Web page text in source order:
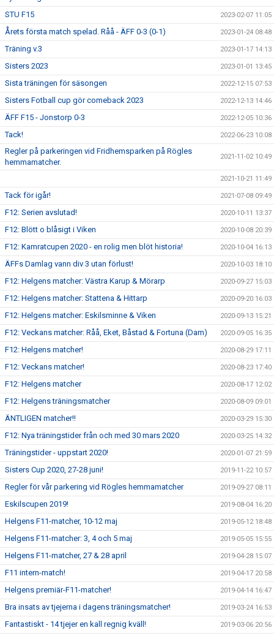
STU F15 2023-02-07 11:05
Årets första match spelad. Råå - ÄFF 0-3 (0-1) 2023-01-24 08:48
Träning v.3 2023-01-17 14:13
Sisters 2023 2023-01-01 13:45
Sista träningen för säsongen 2022-12-15 07:53
Sisters Fotball cup gör comeback 2023 2022-12-13 14:46
ÄFF F15 - Jonstorp 0-3 2022-12-05 10:36
Tack! 2022-06-23 10:08
Regler på parkeringen vid Fridhemsparken på Rögles
hemmamatcher.
2021-11-02 10:49
2021-10-21 11:49
Tack för igår! 2021-07-08 09:49
F12: Serien avslutad! 2020-10-11 13:37
F12: Blött o blåsigt i Viken 2020-10-08 20:39
F12: Kamratcupen 2020 - en rolig men blöt historia! 2020-10-04 16:13
ÄFFs Damlag vann div 3 utan förlust! 2020-10-03 18:10
F12: Helgens matcher: Västra Karup & Mörarp 2020-09-27 15:03
F12: Helgens matcher: Stattena & Hittarp 2020-09-20 16:03
F12: Helgens matcher: Eskilsminne & Viken 2020-09-13 15:21
F12: Veckans matcher: Råå, Eket, Båstad & Fortuna (Dam) 2020-09-05 16:35
F12: Helgens matcher! 2020-08-29 17:11
F12: Veckans matcher! 2020-08-23 17:40
F12: Helgens matcher 2020-08-17 12:02
F12: Helgens träningsmatcher 2020-08-09 09:01
ÄNTLIGEN matcher!! 2020-03-29 15:30
F12: Nya träningstider från och med 30 mars 2020 2020-03-25 14:32
Träningstider - uppstart 2020! 2020-01-07 21:59
Sisters Cup 2020, 27-28 juni! 2019-11-22 10:57
Regler för vår parkering vid Rögles hemmamatcher 2019-09-27 08:11
Eskilscupen 2019! 2019-08-04 16:20
Helgens F11-matcher, 10-12 maj 2019-05-12 18:48
Helgens F11-matcher: 3, 4 och 5 maj 2019-05-05 15:55
Helgens F11-matcher, 27 & 28 april 2019-04-28 15:07
F11 intern-match! 2019-04-17 20:58
Helgens premiär-F11-matcher! 2019-04-14 16:47
Bra insats av tjejerna i dagens träningsmatcher! 2019-03-24 16:53
Fantastiskt - 14 tjejer en kall regnig kväll! 2019-03-06 20:56